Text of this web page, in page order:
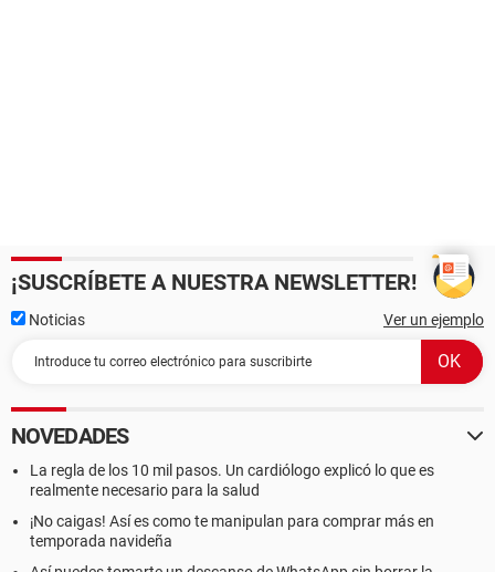
¡SUSCRÍBETE A NUESTRA NEWSLETTER!
Noticias Ver un ejemplo
NOVEDADES
La regla de los 10 mil pasos. Un cardiólogo explicó lo que es
realmente necesario para la salud
¡No caigas! Así es como te manipulan para comprar más en
temporada navideña